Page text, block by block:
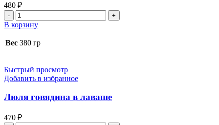
480 ₽
Количество
товара
Люля
баранина
В корзину
Вес 380 гр
Быстрый просмотр
Добавить в избранное
Люля говядина в лаваше
470 ₽